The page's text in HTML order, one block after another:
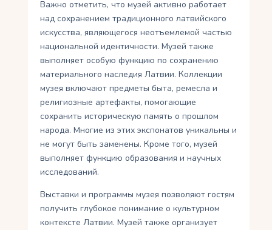
Важно отметить, что музей активно работает
над сохранением традиционного латвийского
искусства, являющегося неотъемлемой частью
национальной идентичности. Музей также
выполняет особую функцию по сохранению
материального наследия Латвии. Коллекции
музея включают предметы быта, ремесла и
религиозные артефакты, помогающие
сохранить историческую память о прошлом
народа. Многие из этих экспонатов уникальны и
не могут быть заменены. Кроме того, музей
выполняет функцию образования и научных
исследований.
Выставки и программы музея позволяют гостям
получить глубокое понимание о культурном
контексте Латвии. Музей также организует